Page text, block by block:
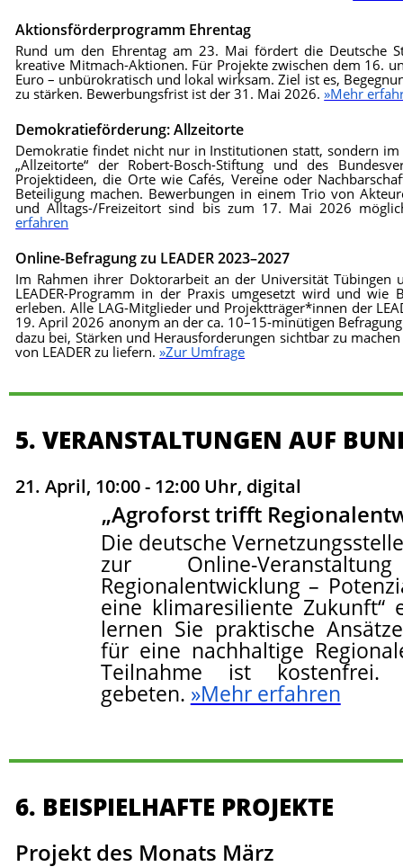
Aktionsförderprogramm Ehrentag
Rund um den Ehrentag am 23. Mai fördert die Deutsche
kreative Mitmach-Aktionen. Für Projekte zwischen dem 16.
Euro – unbürokratisch und lokal wirksam. Ziel ist es,
zu stärken. Bewerbungsfrist ist der 31. Mai 2026.»Mehr
Demokratieförderung: Allzeitorte
Demokratie findet nicht nur in Institutionen statt, sondern
„Allzeitorte“ der Robert-Bosch-Stiftung und des
Projektideen, die Orte wie Cafés, Vereine oder
Beteiligung machen. Bewerbungen in einem Trio von
und Alltags-/Freizeitort sind bis zum 17. Mai 2026
erfahren
Online-Befragung zu LEADER 2023–2027
Im Rahmen ihrer Doktorarbeit an der Universität Tübingen
LEADER-Programm in der Praxis umgesetzt wird und wie
erleben. Alle LAG-Mitglieder und Projektträger*innen der
19. April 2026 anonym an der ca. 10–15-minütigen
dazu bei, Stärken und Herausforderungen sichtbar zu
von LEADER zu liefern.»Zur Umfrage
5. VERANSTALTUNGEN AUF
21. April, 10:00 - 12:00 Uhr, digital
„Agroforst trifft
Die deutsche
zur Online-
Regionalentwicklung –
eine klimaresiliente Zukunft“
lernen Sie praktische
für eine nachhaltige
Teilnahme ist
gebeten. »Mehr erfahren
6. BEISPIELHAFTE PROJEKTE
Projekt des Monats März